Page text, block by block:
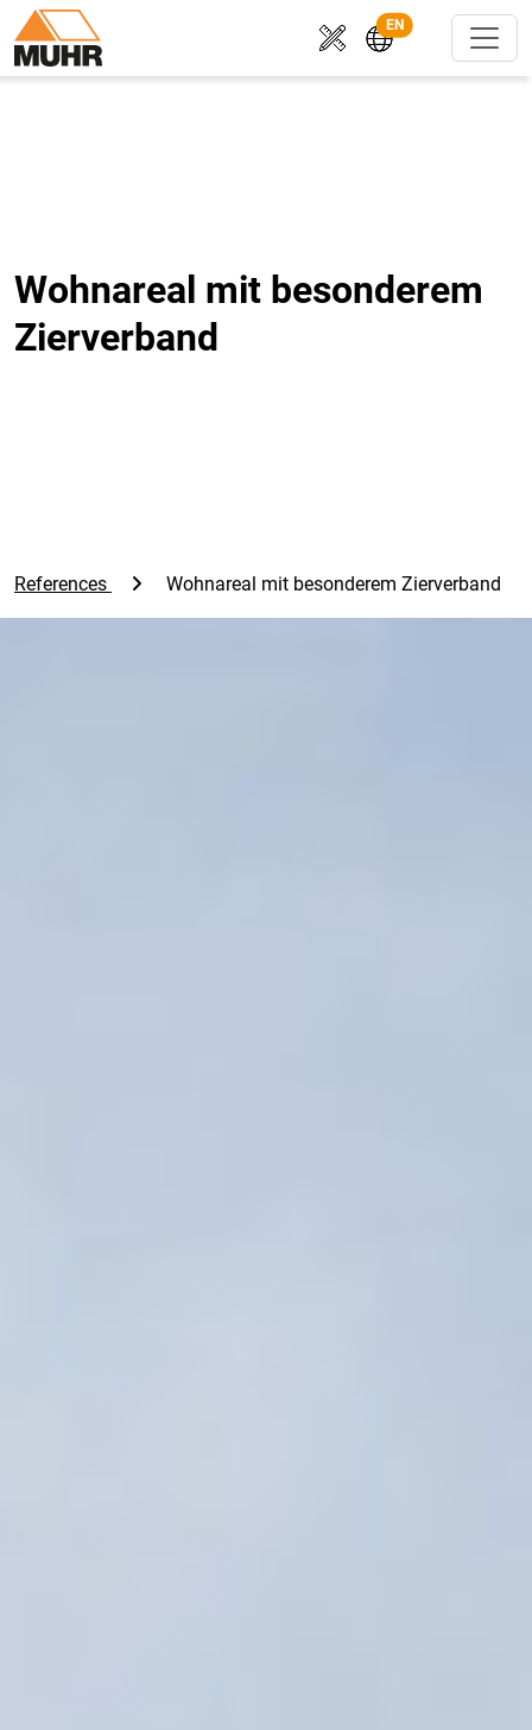
EN
Wohnareal mit besonderem
Zierverband
References Wohnareal mit besonderem Zierverband